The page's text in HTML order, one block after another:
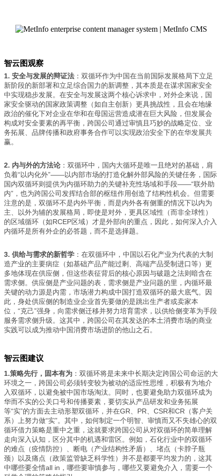
智云图观察
1. 安全与发展的辩证法 ：双循环作为中国在当前国际发展格局下立足
新阶段的新部署和立足综合国力的新调整，其本质是在谋求国家安全
中实现稳步发展。在安全与发展这两个核心诉求中，对外企来说，国
家安全驱动的国家政策调整（如自主创新）更具挑战性，且会在地缘
政治的催化下对企业在华和在母国运营造成潜在巨大风险，但发展会
构成对安全要素的再平衡，跨国公司通过审慎且巧妙的战略定位、业
务拓展、品牌传播和政府事务合作可以实现政治安全下的在华发展共
赢。
2. 内与外的方法论 ：双循环中，国内大循环是唯一且绝对的基础，肩
负着“以内化外”——以内部市场的打造化解外部风险的关键任务，国际
国内双循环则提供为内循环助力的关键补充性场域和手段——“联外助
内”，也为跨国公司发挥结合部的枢纽作用创造了结构性机会。但需要
注意的是，双循环不是内外平衡，而是内外各有侧重的情况下以内为
主、以外为辅的发展格局，即使是对外，更具区域性（而非全球性）
的区域循环（如RCEP区域）才是外部向的重点，因此，如何深入介入
内循环是所有外企的必答题，而不是选择题。
3. 供给与需求的新哲学 ：在双循环中，中国以石化产业为代表的大制
造产业的主要病症（如基础产品产能过剩、高端产品受制进口等）更
多地体现在供应侧，但这些表征背后的核心原因与破题之法则暗含在
需求侧。供应侧是产业问题的表，需求侧是产业问题的里，内循环最
关键的动力源是内需，市场潜力构成中国打造双循环的最大底气。因
此，身处供应侧的制造业企业首先要做的是跳出生产者或卖家本
位，“克己”强身，向需求侧迁移并努力培育需求，以供给侧变革为手段
服务需求侧升级。这其中，跨国公司在其发达的本土消费市场的商业
实践可以成为推动中国消费市场进阶的他山之石。
智云图建议
1.策略先行，固本有为 ：双循环将是未来中长期决定跨国公司命运的大
环境之一，跨国公司必须转变较为被动的适应性思维，积极有为地介
入双循环，以避免被中国市场淘汰。同时，也要避免助力双循环成为
华而不实的公关口号和传播要素，要切实从产品研发和业务拓展
等“实”的方面去主动形塑双循环，并在GR、PR、CSR和CR（客户关
系）上努力做“实”。其中，如何制定一个明智、审慎而又不失雄心的双
循环借力策略是重中之重，这就要求跨国公司从对双循环的简单理解
走向深入认知，区分其中的机遇和雷区。例如，石化行业中的双循环
的难点（疫情防控）、断电（产业结构性矛盾）、堵点（卡脖子瓶
颈）以及痛点（政策监管缺乏科学性）并不是都要平均发力的，这其
中哪些要全情all in，哪些要审慎参与，哪些又要避免介入，需要一个